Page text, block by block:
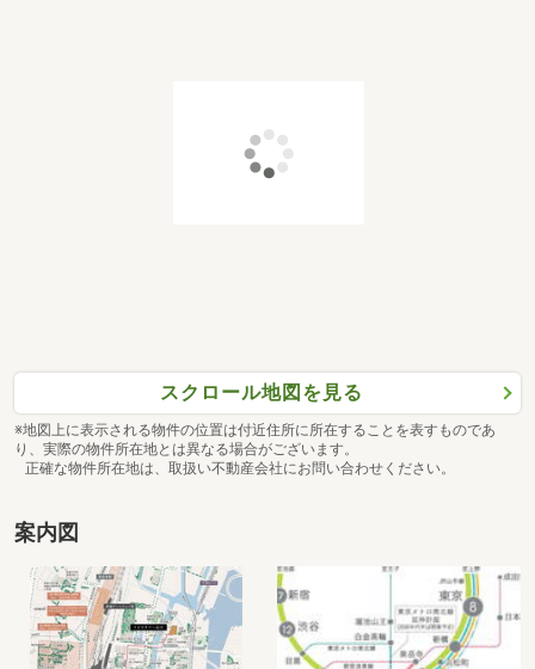
スクロール地図を見る
※地図上に表示される物件の位置は付近住所に所在することを表すものであ
り、実際の物件所在地とは異なる場合がございます。
正確な物件所在地は、取扱い不動産会社にお問い合わせください。
案内図